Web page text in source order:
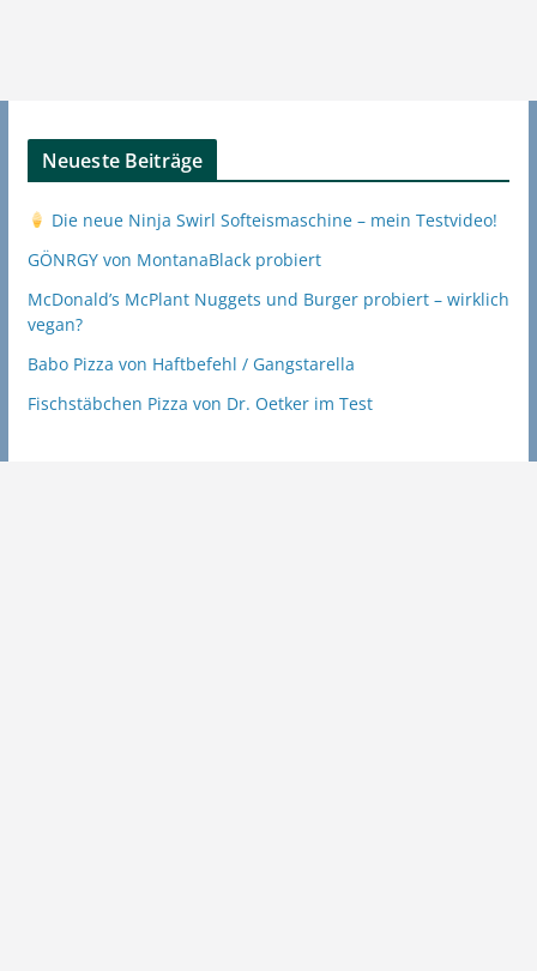
Neueste Beiträge
Die neue Ninja Swirl Softeismaschine – mein Testvideo!
GÖNRGY von MontanaBlack probiert
McDonald’s McPlant Nuggets und Burger probiert – wirklich
vegan?
Babo Pizza von Haftbefehl / Gangstarella
Fischstäbchen Pizza von Dr. Oetker im Test